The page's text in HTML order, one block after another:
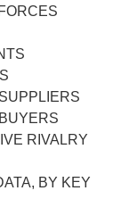
RIVALRY
BY KEY